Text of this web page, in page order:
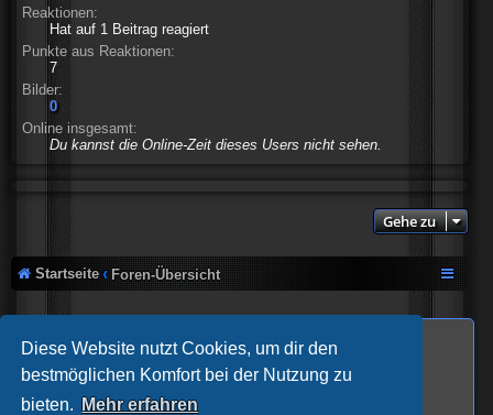
Diese Website nutzt Cookies, um dir den
bestmöglichen Komfort bei der Nutzung zu
bieten.
Mehr erfahren
Reaktionen:
Hat auf 1 Beitrag reagiert
Punkte aus Reaktionen:
7
Bilder:
0
Online insgesamt:
Du kannst die Online-Zeit dieses Users nicht sehen.
Gehe zu
Startseite Foren-Übersicht
Powered byphpBB® Forum Software © phpBB Limited
Deutsche Übersetzung durchphpBB.de
Breizh Chart Erweiterung V1.4.0 durch